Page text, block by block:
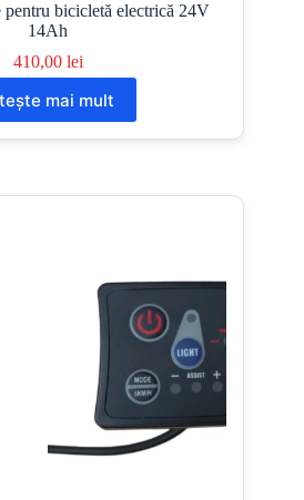
pentru bicicletă electrică 24V
14Ah
410,00 lei
mai mult